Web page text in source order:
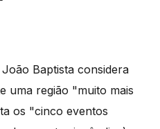
Baptista considera
uma região "muito mais
os "cinco eventos